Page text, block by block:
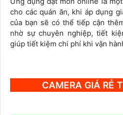
cho các quán ăn, khi áp dụng
của bạn sẽ có thể tiếp cận
nhờ sự chuyên nghiệp, tiết
giúp tiết kiệm chi phí khi vận
CAMERA GIÁ RẺ